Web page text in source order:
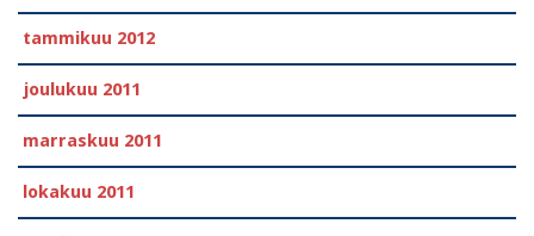
tammikuu 2012
joulukuu 2011
marraskuu 2011
lokakuu 2011